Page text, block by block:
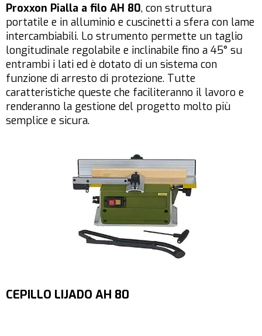
Proxxon Pialla a filo AH 80, con struttura
portatile e in alluminio e cuscinetti a sfera con lame
intercambiabili. Lo strumento permette un taglio
longitudinale regolabile e inclinabile fino a 45° su
entrambi i lati ed è dotato di un sistema con
funzione di arresto di protezione. Tutte
caratteristiche queste che faciliteranno il lavoro e
renderanno la gestione del progetto molto più
semplice e sicura.
CEPILLO LIJADO AH 80